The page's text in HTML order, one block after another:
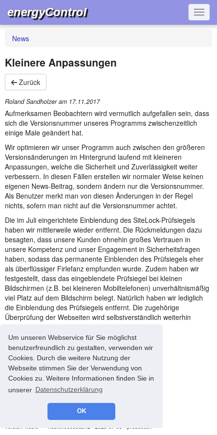
Um unseren Webservice für Sie möglichst
benutzerfreundlich zu gestalten, verwenden wir
Cookies. Durch die weitere Nutzung der
Webseite stimmen Sie der Verwendung von
Cookies zu. Weitere Informationen finden Sie in
unserer Datenschutzerklärung
OK
energyControl
News
Kleinere Anpassungen
Zurück
Roland Sandholzer am 17.11.2017
Aufmerksamen Beobachtern wird vermutlich aufgefallen sein, dass
sich die Versionsnummer unseres Programms zwischenzeitlich
einige Male geändert hat.
Wir optimieren wir unser Programm auch zwischen den größeren
Versionsänderungen im Hintergrund laufend mit kleineren
Anpassungen, welche die Sicherheit und Zuverlässigkeit weiter
verbessern. In diesen Fällen erstellen wir normaler Weise keinen
eigenen News-Beitrag, sondern ändern nur die Versionsnummer.
Als Benutzer merkt man von diesen Änderungen in der Regel
nichts, sofern man nicht auf die Versionsnummer achtet.
Die im Juli eingerichtete Einblendung des SiteLock-Prüfsiegels
haben wir mittlerweile wieder entfernt. Die Rückmeldungen dazu
besagten, dass unsere Kunden ohnehin großes Vertrauen in
unsere Kompetenz und unser Engagement in Sicherheitsfragen
haben, sodass das permanente Einblenden des Prüfsiegels eher
als überflüssiger Firlefanz empfunden wurde. Zudem haben wir
festgestellt, dass das eingeblendete Prüfsiegel bei kleinen
Bildschirmen (z.B. bei kleineren Mobiltelefonen) unverhältnismäßig
viel Platz auf dem Bildschirm belegt. Natürlich haben wir lediglich
die Einblendung des Prüfsiegels entfernt. Die zugehörige
Überprüfung der Webseiten wird selbstverständlich weiterhin
© 2008-2026 energyControl -Impressum-Datenschutz